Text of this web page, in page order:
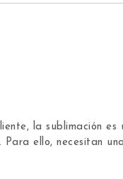
la sublimación es
ello, necesitan